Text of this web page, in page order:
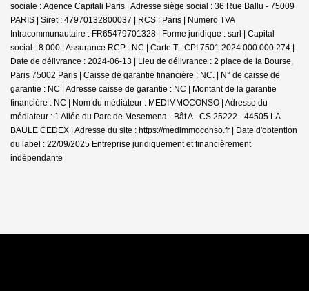
sociale : Agence Capitali Paris | Adresse siège social : 36 Rue Ballu - 75009
PARIS | Siret : 47970132800037 | RCS : Paris | Numero TVA
Intracommunautaire : FR65479701328 | Forme juridique : sarl | Capital
social : 8 000 | Assurance RCP : NC | Carte T : CPI 7501 2024 000 000 274 |
Date de délivrance : 2024-06-13 | Lieu de délivrance : 2 place de la Bourse,
Paris 75002 Paris | Caisse de garantie financière : NC. | N° de caisse de
garantie : NC | Adresse caisse de garantie : NC | Montant de la garantie
financière : NC | Nom du médiateur : MEDIMMOCONSO | Adresse du
médiateur : 1 Allée du Parc de Mesemena - Bât A - CS 25222 - 44505 LA
BAULE CEDEX | Adresse du site : https://medimmoconso.fr | Date d'obtention
du label : 22/09/2025 Entreprise juridiquement et financièrement
indépendante